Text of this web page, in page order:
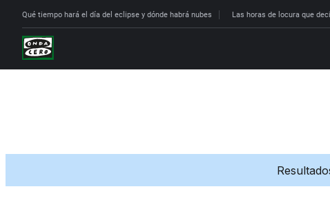
Qué tiempo hará el día del eclipse y dónde habrá nubes Las horas de locura que